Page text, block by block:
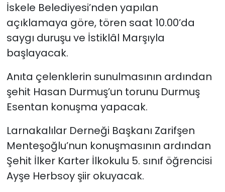
İskele Belediyesi’nden yapılan
açıklamaya göre, tören saat 10.00’da
saygı duruşu ve İstiklâl Marşıyla
başlayacak.
Anıta çelenklerin sunulmasının ardından
şehit Hasan Durmuş’un torunu Durmuş
Esentan konuşma yapacak.
Larnakalılar Derneği Başkanı Zarifşen
Menteşoğlu’nun konuşmasının ardından
Şehit İlker Karter İlkokulu 5. sınıf öğrencisi
Ayşe Herbsoy şiir okuyacak.
SAĞLIK
Spor
TÜRKiYE
YAŞAM
Yazarlar